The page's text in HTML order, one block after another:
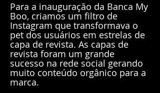
Para a inauguração da Banca My
Boo, criamos um filtro de
Instagram que transformava o
pet dos usuários em estrelas de
capa de revista. As capas de
revista foram um grande
sucesso na rede social gerando
muito conteúdo orgânico para a
marca.